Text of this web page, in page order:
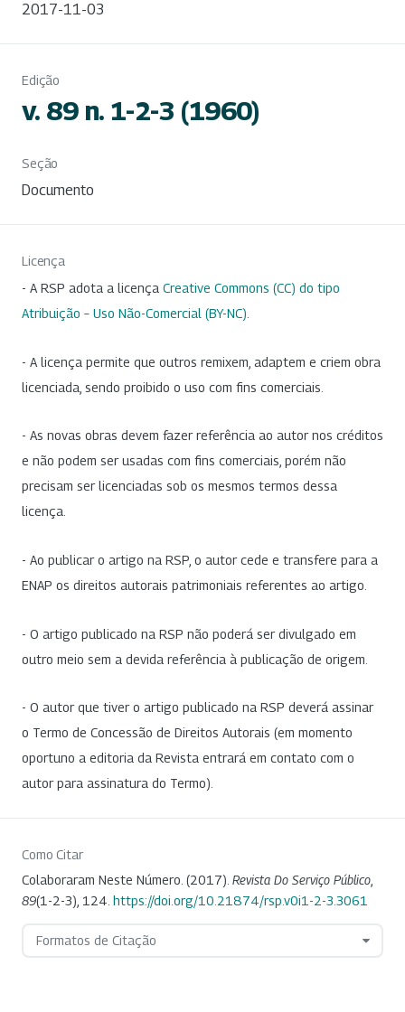
2017-11-03
Edição
v. 89 n. 1-2-3 (1960)
Seção
Documento
Licença
- A RSP adota a licença Creative Commons (CC) do tipo
Atribuição – Uso Não-Comercial (BY-NC)
- A licença permite que outros remixem, adaptem e criem obra
licenciada, sendo proibido o uso com fins comerciais.
- As novas obras devem fazer referência ao autor nos créditos
e não podem ser usadas com fins comerciais, porém não
precisam ser licenciadas sob os mesmos termos dessa
licença.
- Ao publicar o artigo na RSP, o autor cede e transfere para a
ENAP os direitos autorais patrimoniais referentes ao artigo.
- O artigo publicado na RSP não poderá ser divulgado em
outro meio sem a devida referência à publicação de origem.
- O autor que tiver o artigo publicado na RSP deverá assinar
o Termo de Concessão de Direitos Autorais (em momento
oportuno a editoria da Revista entrará em contato com o
autor para assinatura do Termo).
Como Citar
Colaboraram Neste Número. (2017). Revista Do Serviço Público
89(1-2-3), 124. https://doi.org/10.21874/rsp.v0i1-2-3.3061
Formatos de Citação